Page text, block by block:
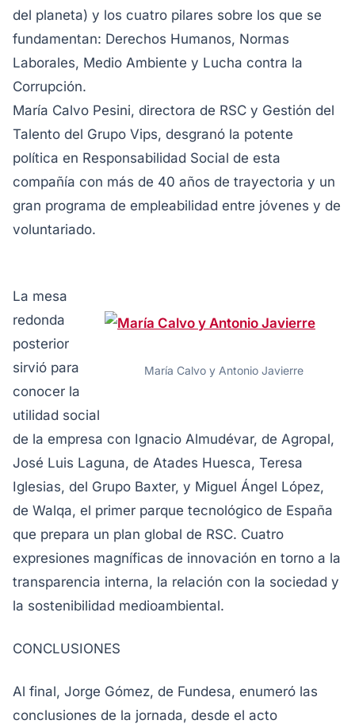
del planeta) y los cuatro pilares sobre los que se
fundamentan: Derechos Humanos, Normas
Laborales, Medio Ambiente y Lucha contra la
Corrupción.
María Calvo Pesini, directora de RSC y Gestión del
Talento del Grupo Vips, desgranó la potente
política en Responsabilidad Social de esta
compañía con más de 40 años de trayectoria y un
gran programa de empleabilidad entre jóvenes y de
voluntariado.
María Calvo y Antonio Javierre
La mesa
redonda
posterior
sirvió para
conocer la
utilidad social
de la empresa con Ignacio Almudévar, de Agropal,
José Luis Laguna, de Atades Huesca, Teresa
Iglesias, del Grupo Baxter, y Miguel Ángel López,
de Walqa, el primer parque tecnológico de España
que prepara un plan global de RSC. Cuatro
expresiones magníficas de innovación en torno a la
transparencia interna, la relación con la sociedad y
la sostenibilidad medioambiental.
CONCLUSIONES
Al final, Jorge Gómez, de Fundesa, enumeró las
conclusiones de la jornada, desde el acto